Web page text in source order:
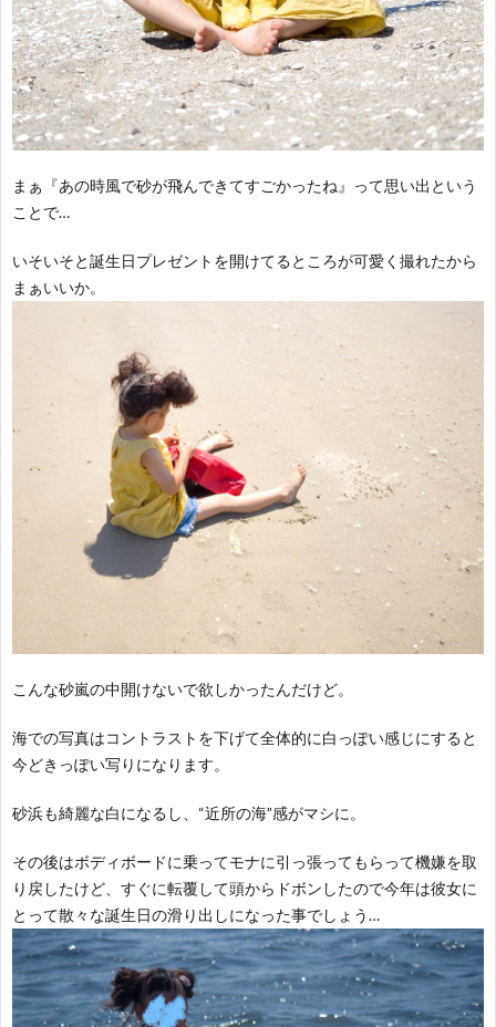
まぁ『あの時風で砂が飛んできてすごかったね』って思い出という
ことで…
いそいそと誕生日プレゼントを開けてるところが可愛く撮れたから
まぁいいか。
こんな砂嵐の中開けないで欲しかったんだけど。
海での写真はコントラストを下げて全体的に白っぽい感じにすると
今どきっぽい写りになります。
砂浜も綺麗な白になるし、“近所の海”感がマシに。
その後はボディボードに乗ってモナに引っ張ってもらって機嫌を取
り戻したけど、すぐに転覆して頭からドボンしたので今年は彼女に
とって散々な誕生日の滑り出しになった事でしょう…